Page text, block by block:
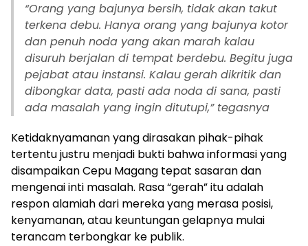
“Orang yang bajunya bersih, tidak akan takut
terkena debu. Hanya orang yang bajunya kotor
dan penuh noda yang akan marah kalau
disuruh berjalan di tempat berdebu. Begitu juga
pejabat atau instansi. Kalau gerah dikritik dan
dibongkar data, pasti ada noda di sana, pasti
ada masalah yang ingin ditutupi,” tegasnya
Ketidaknyamanan yang dirasakan pihak-pihak
tertentu justru menjadi bukti bahwa informasi yang
disampaikan Cepu Magang tepat sasaran dan
mengenai inti masalah. Rasa “gerah” itu adalah
respon alamiah dari mereka yang merasa posisi,
kenyamanan, atau keuntungan gelapnya mulai
terancam terbongkar ke publik.